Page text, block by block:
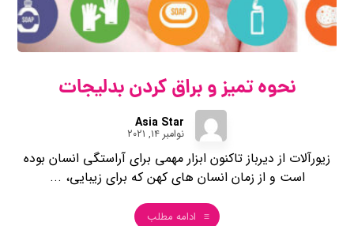
نحوه تمیز و براق کردن بدلیجات
Asia Star
نوامبر ۱۴, ۲۰۲۱
زیورآلات از دیرباز تاکنون ابزار مهمی برای آراستگی انسان بوده
‌است و از زمان انسان های کهن که برای زیبایی، ...
ادامه مطلب